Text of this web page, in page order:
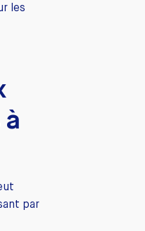
les
par